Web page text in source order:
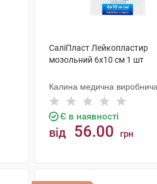
СаліПласт Лейкопластир
мозольний 6х10 см 1 шт
Калина медична виробнича
компанія
Є в наявності
від 56.00 грн